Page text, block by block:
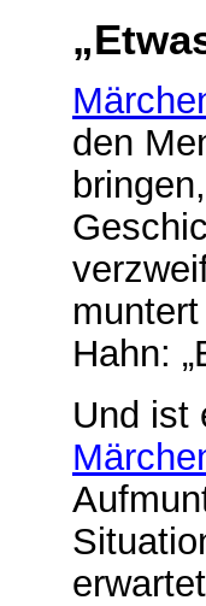
den
Hahn:
Und ist